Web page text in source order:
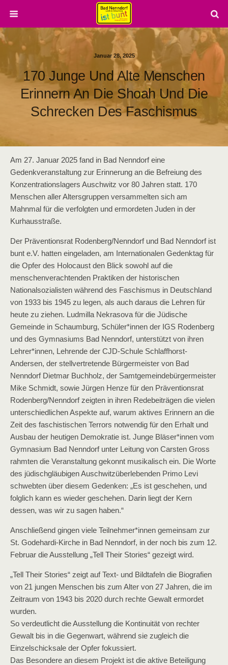
Januar 28, 2025
170 Junge Und Alte Menschen
Erinnern An Die Shoah Und Die
Schrecken Des Faschismus
Am 27. Januar 2025 fand in Bad Nenndorf eine
Gedenkveranstaltung zur Erinnerung an die Befreiung des
Konzentrationslagers Auschwitz vor 80 Jahren statt. 170
Menschen aller Altersgruppen versammelten sich am
Mahnmal für die verfolgten und ermordeten Juden in der
Kurhausstraße.
Der Präventionsrat Rodenberg/Nenndorf und Bad Nenndorf ist
bunt e.V. hatten eingeladen, am Internationalen Gedenktag für
die Opfer des Holocaust den Blick sowohl auf die
menschenverachtenden Praktiken der historischen
Nationalsozialisten während des Faschismus in Deutschland
von 1933 bis 1945 zu legen, als auch daraus die Lehren für
heute zu ziehen. Ludmilla Nekrasova für die Jüdische
Gemeinde in Schaumburg, Schüler*innen der IGS Rodenberg
und des Gymnasiums Bad Nenndorf, unterstützt von ihren
Lehrer*innen, Lehrende der CJD-Schule Schlaffhorst-
Andersen, der stellvertretende Bürgermeister von Bad
Nenndorf Dietmar Buchholz, der Samtgemeindebürgermeister
Mike Schmidt, sowie Jürgen Henze für den Präventionsrat
Rodenberg/Nenndorf zeigten in ihren Redebeiträgen die vielen
unterschiedlichen Aspekte auf, warum aktives Erinnern an die
Zeit des faschistischen Terrors notwendig für den Erhalt und
Ausbau der heutigen Demokratie ist. Junge Bläser*innen vom
Gymnasium Bad Nenndorf unter Leitung von Carsten Gross
rahmten die Veranstaltung gekonnt musikalisch ein. Die Worte
des jüdischgläubigen Auschwitzüberlebenden Primo Levi
schwebten über diesem Gedenken: „Es ist geschehen, und
folglich kann es wieder geschehen. Darin liegt der Kern
dessen, was wir zu sagen haben.“
Anschließend gingen viele Teilnehmer*innen gemeinsam zur
St. Godehardi-Kirche in Bad Nenndorf, in der noch bis zum 12.
Februar die Ausstellung „Tell Their Stories“ gezeigt wird.
„Tell Their Stories“ zeigt auf Text- und Bildtafeln die Biografien
von 21 jungen Menschen bis zum Alter von 27 Jahren, die im
Zeitraum von 1943 bis 2020 durch rechte Gewalt ermordet
wurden.
So verdeutlicht die Ausstellung die Kontinuität von rechter
Gewalt bis in die Gegenwart, während sie zugleich die
Einzelschicksale der Opfer fokussiert.
Das Besondere an diesem Projekt ist die aktive Beteiligung